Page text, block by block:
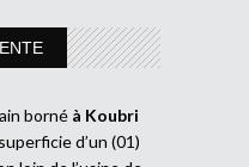
borné à Koubri
d’un (01)